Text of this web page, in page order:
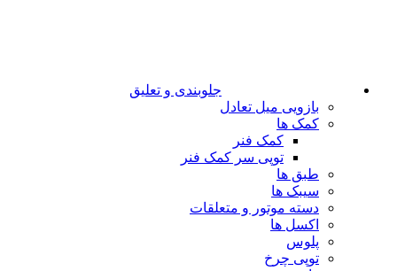
جلوبندی و تعلیق
بازویی میل تعادل
کمک ها
کمک فنر
توپی سر کمک فنر
طبق ها
سیبک ها
دسته موتور و متعلقات
اکسل ها
پلوس
توپی چرخ